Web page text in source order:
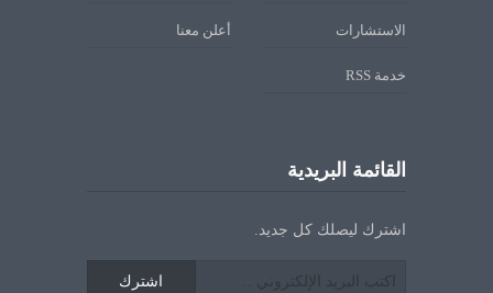
الاستشارات أعلن معنا
خدمة RSS
القائمة البريدية
اشترك ليصلك كل جديد.
اشترك